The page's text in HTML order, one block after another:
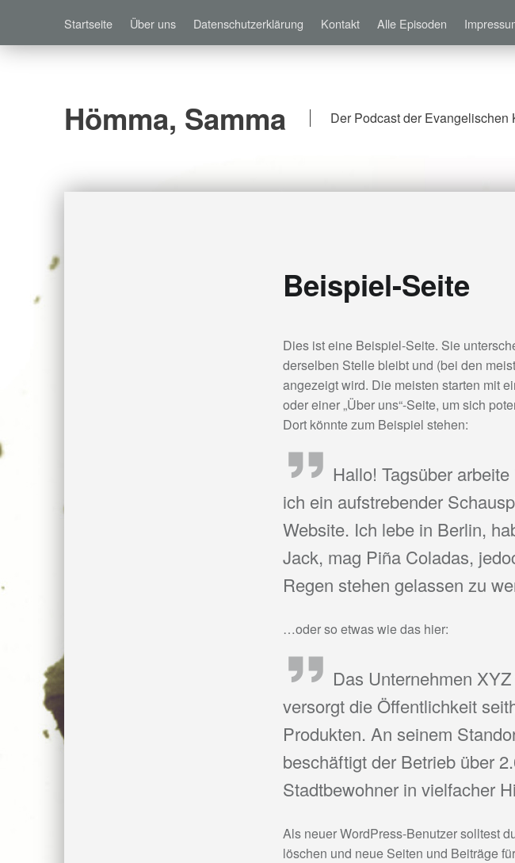
Startseite
Über uns Datenschutzerklärung Kontakt Alle Episoden
Hömma, Samma Der Podcast der Evangelischen
Beispiel-Seite
Dies ist eine Beispiel-Seite. Sie
derselben Stelle bleibt und (bei den
angezeigt wird. Die meisten starten mit
oder einer „Über uns“-Seite, um sich
Dort könnte zum Beispiel stehen:
Hallo! Tagsüber
ich ein aufstrebender
Website. Ich lebe in Berlin,
Jack, mag Piña Coladas,
Regen stehen gelassen zu
…oder so etwas wie das hier:
Das Unternehmen
versorgt die Öffentlichkeit
Produkten. An seinem
beschäftigt der Betrieb über
Stadtbewohner in vielfacher
Als neuer WordPress-Benutzer solltest
löschen und neue Seiten und Beiträge